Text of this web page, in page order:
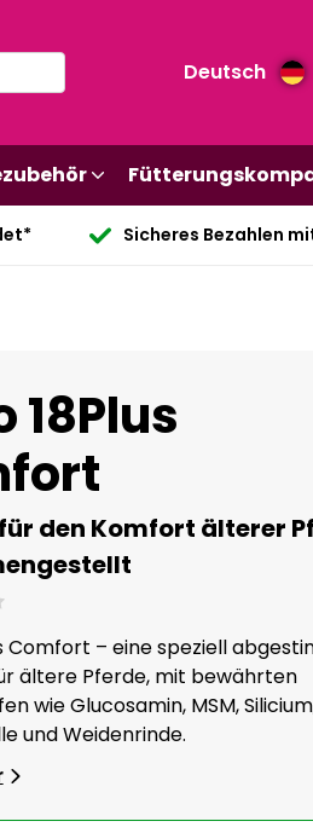
Deutsch
Sicheres Bezahlen
18Plus
den Komfort älterer
Comfort – eine speziell
ältere Pferde, mit bewährten
wie Glucosamin, MSM,
und Weidenrinde.